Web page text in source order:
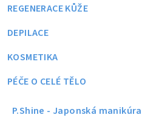
REGENERACE KŮŽE
DEPILACE
KOSMETIKA
PÉČE O CELÉ TĚLO
P.Shine - Japonská manikúra